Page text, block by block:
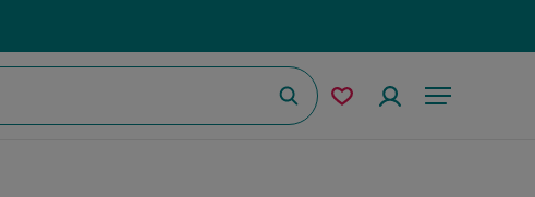
Menu
ZoekenMijn Accountmenu